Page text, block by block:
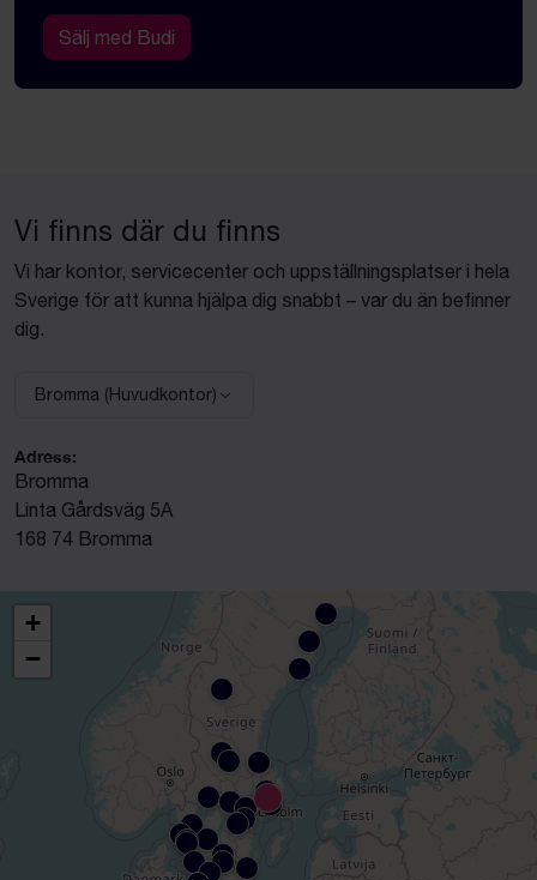
Sälj med Budi
Vi finns där du finns
Vi har kontor, servicecenter och uppställningsplatser i hela
Sverige för att kunna hjälpa dig snabbt – var du än befinner
dig.
Välj anläggning:
Bromma (Huvudkontor)
Adress:
Bromma
Linta Gårdsväg 5A
168 74 Bromma
+
−